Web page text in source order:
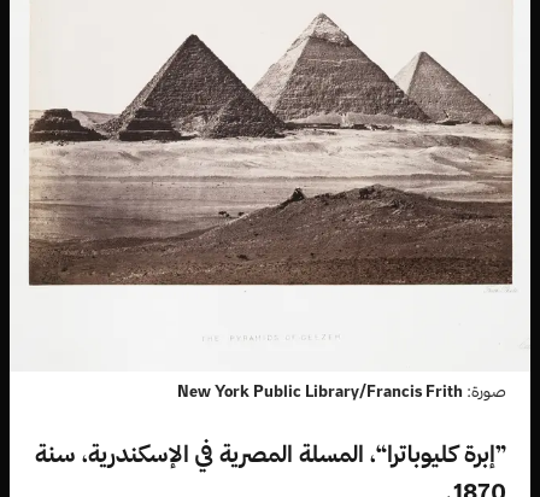
صورة: New York Public Library/Francis Frith
”إبرة كليوباترا“، المسلة المصرية في الإسكندرية، سنة